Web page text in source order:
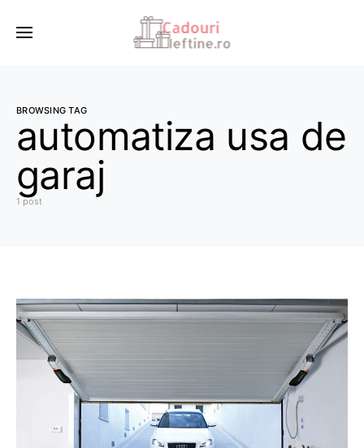
BROWSING TAG
automatiza usa de
garaj
1 post